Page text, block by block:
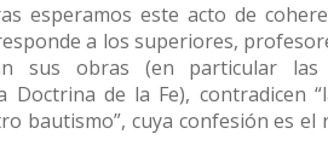
esperamos este acto de
a los superiores,
sus obras (en particular
Doctrina de la Fe), contradicen
bautismo”, cuya confesión es el